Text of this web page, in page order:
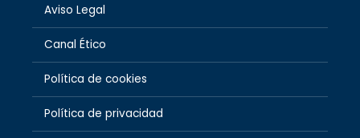
Aviso Legal
Canal Ético
Política de cookies
Política de privacidad